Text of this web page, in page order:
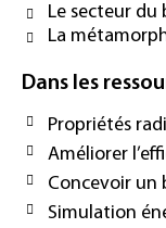
Le secteur
La
Dans les
Propriétés
Améliorer
Concevoir un
Simulation